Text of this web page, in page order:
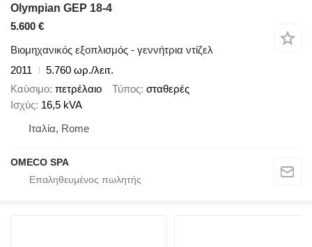
Olympian GEP 18-4
5.600 €
Βιομηχανικός εξοπλισμός - γεννήτρια ντίζελ
2011
5.760 ωρ./λειτ.
Καύσιμο πετρέλαιο Τύπος σταθερές
Ισχύς 16,5 kVA
Ιταλία, Rome
OMECO SPA